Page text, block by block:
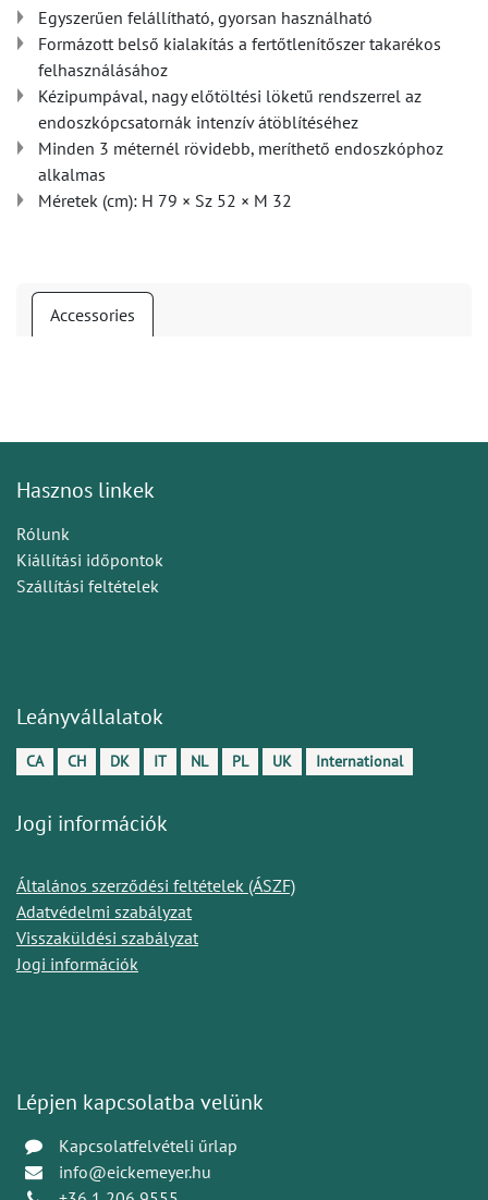
Egyszerűen felállítható, gyorsan használható
Formázott belső kialakítás a fertőtlenítőszer takarékos
felhasználásához
Kézipumpával, nagy előtöltési löketű rendszerrel az
endoszkópcsatornák intenzív átöblítéséhez
Minden 3 méternél rövidebb, meríthető endoszkóphoz
alkalmas
Méretek (cm): H 79 × Sz 52 × M 32
Accessories
Hasznos linkek
Rólunk
Kiállítási időpontok
Szállítási feltételek
Leányvállalatok
CA CH DK IT NL PL UK International
Jogi információk
Általános szerződési feltételek (ÁSZF)
Adatvédelmi szabályzat
Visszaküldési szabályzat
Jogi információk
Lépjen kapcsolatba velünk
Kapcsolatfelvételi űrlap
info@eickemeyer.hu